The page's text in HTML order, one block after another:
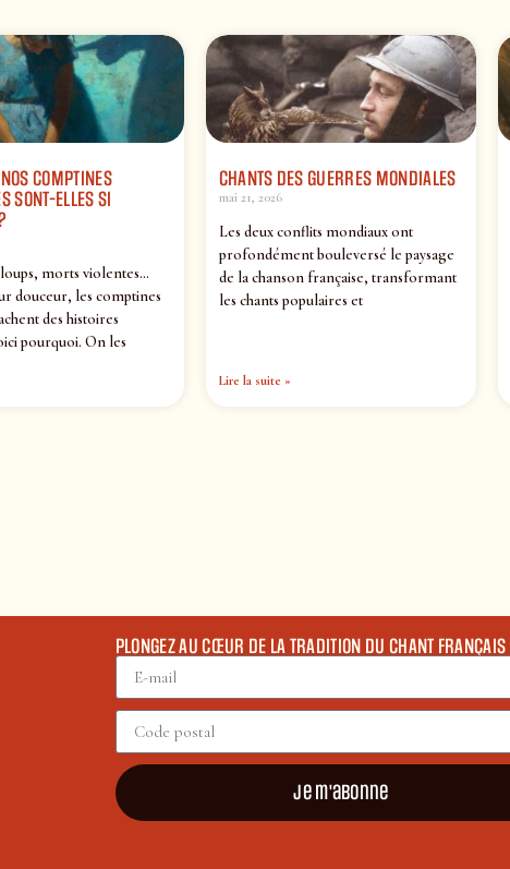
COMPTINES
SONT-ELLES SI
morts violentes…
douceur, les comptines
des histoires
pourquoi. On les
CHANTS DES GUERRES MONDIALES
mai 21, 2026
Les deux conflits mondiaux ont
profondément bouleversé le paysage
de la chanson française, transformant
les chants populaires et
Lire la suite »
PLONGEZ AU CŒUR DE LA TRADITION DU CHANT FRANÇAIS
Je m'abonne